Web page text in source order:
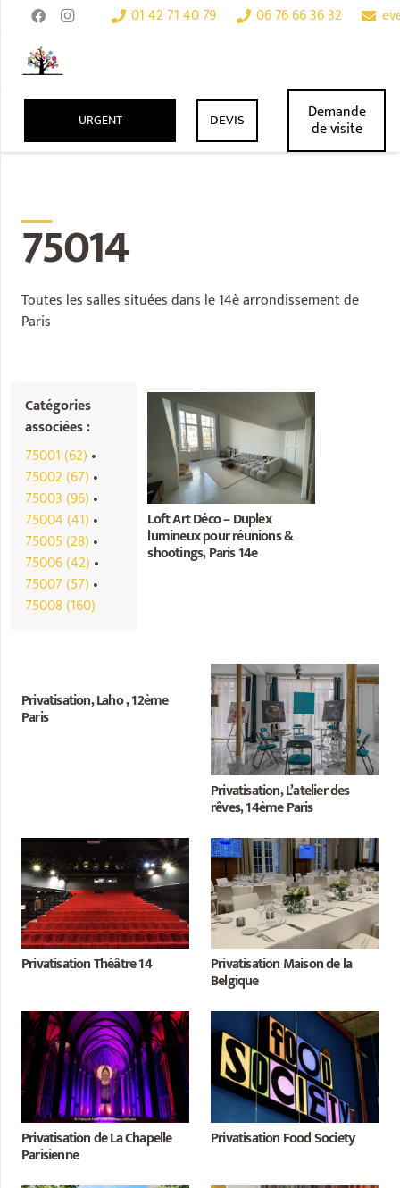
01 42 71 40 79 06 76 66 36 32
URGENT DEVIS Demande
de visite
__
75014
Toutes les salles situées dans le 14è arrondissement de
Paris
Catégories
associées :
75001 (62) •
75002 (67) •
75003 (96) •
75004 (41) •
75005 (28) •
75006 (42) •
75007 (57) •
75008 (160)
Loft Art Déco – Duplex
lumineux pour réunions &
shootings, Paris 14e
Privatisation, Laho , 12ème
Paris
Privatisation, L’atelier des
rêves, 14ème Paris
Privatisation Théâtre 14 Privatisation Maison de la
Belgique
Privatisation de La Chapelle
Parisienne
Privatisation Food Society